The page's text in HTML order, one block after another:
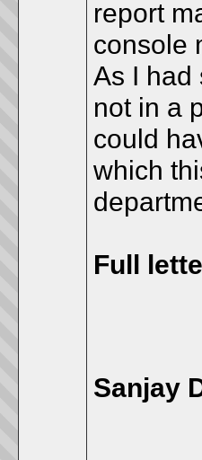
report
console
As I had
not in a
could
which
Full
Sanjay